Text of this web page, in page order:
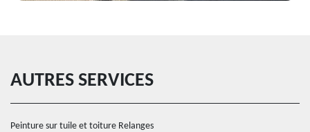
AUTRES SERVICES
Peinture sur tuile et toiture Relanges